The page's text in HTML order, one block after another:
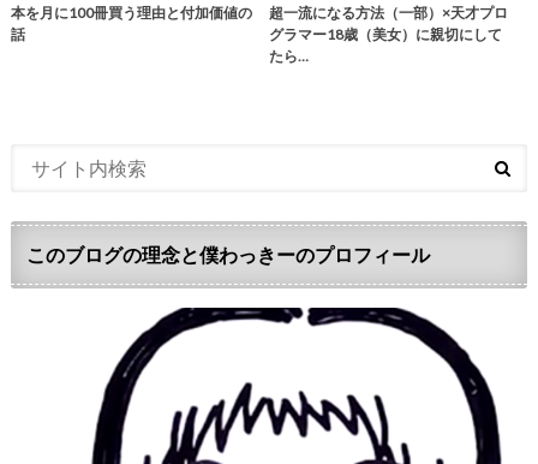
本を月に100冊買う理由と付加価値の
話
超一流になる方法（一部）×天才プロ
グラマー18歳（美女）に親切にして
たら…
このブログの理念と僕わっきーのプロフィール